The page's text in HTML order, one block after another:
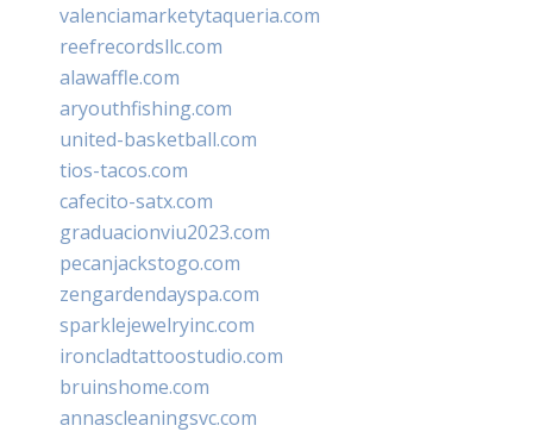
valenciamarketytaqueria.com
reefrecordsllc.com
alawaffle.com
aryouthfishing.com
united-basketball.com
tios-tacos.com
cafecito-satx.com
graduacionviu2023.com
pecanjackstogo.com
zengardendayspa.com
sparklejewelryinc.com
ironcladtattoostudio.com
bruinshome.com
annascleaningsvc.com